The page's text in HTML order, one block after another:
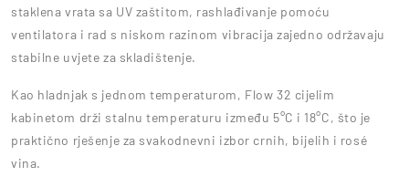
staklena vrata sa UV zaštitom, rashlađivanje pomoću
ventilatora i rad s niskom razinom vibracija zajedno održavaju
stabilne uvjete za skladištenje.
Kao hladnjak s jednom temperaturom, Flow 32 cijelim
kabinetom drži stalnu temperaturu između 5°C i 18°C, što je
praktično rješenje za svakodnevni izbor crnih, bijelih i rosé
vina.